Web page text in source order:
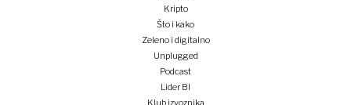
Kripto
Što i kako
Zeleno i digitalno
Unplugged
Podcast
Lider BI
Klub izvoznika